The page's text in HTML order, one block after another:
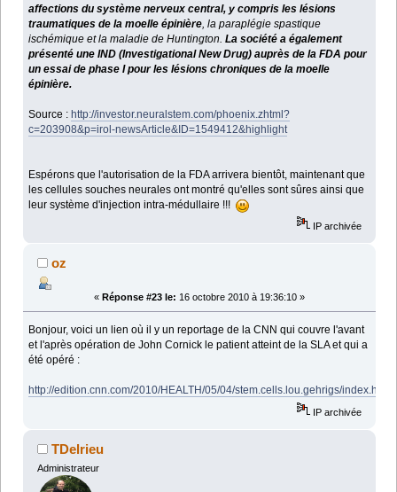
affections du système nerveux central, y compris les lésions
traumatiques de la moelle épinière, la paraplégie spastique
ischémique et la maladie de Huntington.La société a également
présenté une IND (Investigational New Drug) auprès de la FDA pour
un essai de phase I pour les lésions chroniques de la moelle
épinière.
Source : http://investor.neuralstem.com/phoenix.zhtml?
c=203908&p=irol-newsArticle&ID=1549412&highlight
Espérons que l'autorisation de la FDA arrivera bientôt, maintenant que
les cellules souches neurales ont montré qu'elles sont sûres ainsi que
leur système d'injection intra-médullaire !!!
IP archivée
oz
« Réponse #23 le: 16 octobre 2010 à 19:36:10 »
Bonjour, voici un lien où il y un reportage de la CNN qui couvre l'avant
et l'après opération de John Cornick le patient atteint de la SLA et qui a
été opéré :
http://edition.cnn.com/2010/HEALTH/05/04/stem.cells.lou.gehrigs/index.html
IP archivée
TDelrieu
Administrateur